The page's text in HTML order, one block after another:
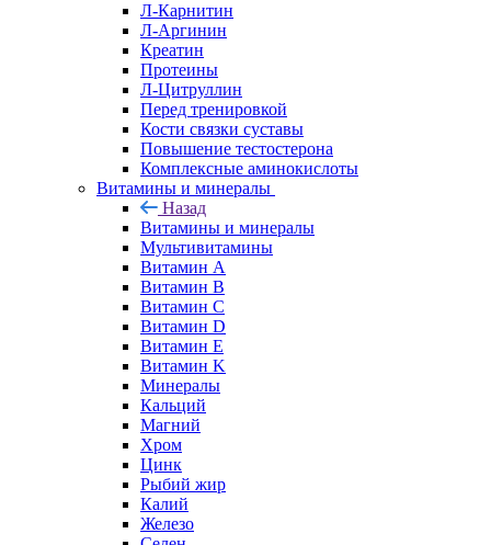
Л-Карнитин
Л-Аргинин
Креатин
Протеины
Л-Цитруллин
Перед тренировкой
Кости связки суставы
Повышение тестостерона
Комплексные аминокислоты
Витамины и минералы
Назад
Витамины и минералы
Мультивитамины
Витамин A
Витамин B
Витамин C
Витамин D
Витамин E
Витамин K
Минералы
Кальций
Магний
Хром
Цинк
Рыбий жир
Калий
Железо